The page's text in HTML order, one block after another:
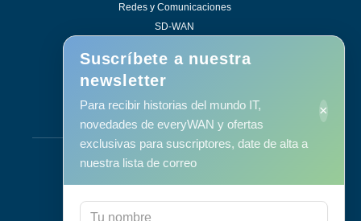
Redes y Comunicaciones
SD-WAN
Servicios
Soporte y mantenimiento
Programa RID
Suscríbete a nuestra
newsletter
Para recibir historias del mundo IT,
novedades de everyWAN y ofertas
exclusivas para suscriptores, date de alta a
nuestra lista de correo
×